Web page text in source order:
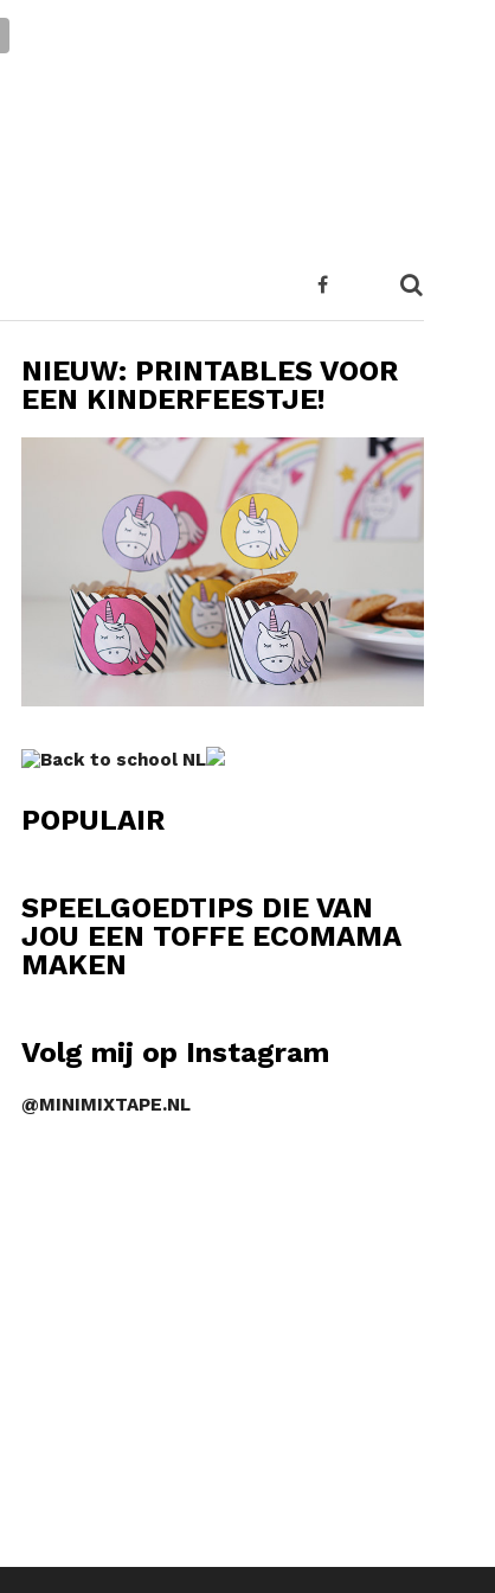
NIEUW: PRINTABLES VOOR
EEN KINDERFEESTJE!
POPULAIR
SPEELGOEDTIPS DIE VAN
JOU EEN TOFFE ECOMAMA
MAKEN
Volg mij op Instagram
@MINIMIXTAPE.NL